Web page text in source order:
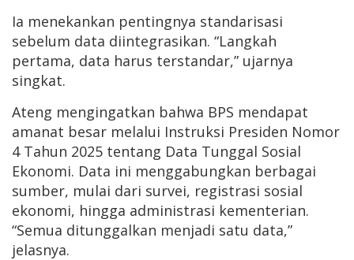
Ia menekankan pentingnya standarisasi
sebelum data diintegrasikan. “Langkah
pertama, data harus terstandar,” ujarnya
singkat.
Ateng mengingatkan bahwa BPS mendapat
amanat besar melalui Instruksi Presiden Nomor
4 Tahun 2025 tentang Data Tunggal Sosial
Ekonomi. Data ini menggabungkan berbagai
sumber, mulai dari survei, registrasi sosial
ekonomi, hingga administrasi kementerian.
“Semua ditunggalkan menjadi satu data,”
jelasnya.